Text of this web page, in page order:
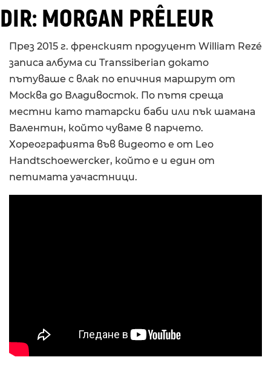
DIR: MORGAN PRÊLEUR
През 2015 г. френският продуцент William Rezé
записа албума си Transsiberian докато
пътуваше с влак по епичния маршрут от
Москва до Владивосток. По пътя среща
местни като татарски баби или пък шамана
Валентин, който чуваме в парчето.
Хореографията във видеото е от Leo
Handtschoewercker, който е и един от
петимата уачастници.